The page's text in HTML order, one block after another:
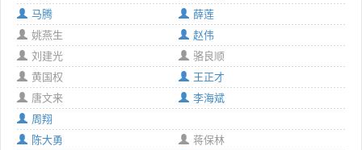
马腾
薛莲
姚燕生
赵伟
刘建光
骆良顺
黄国权
王正才
唐文来
李海斌
周翔
陈大勇
蒋保林